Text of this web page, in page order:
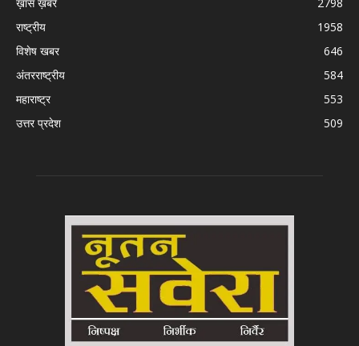
ख़ास ख़बरें
2798
राष्ट्रीय
1958
विशेष खबर
646
अंतरराष्ट्रीय
584
महाराष्ट्र
553
उत्तर प्रदेश
509